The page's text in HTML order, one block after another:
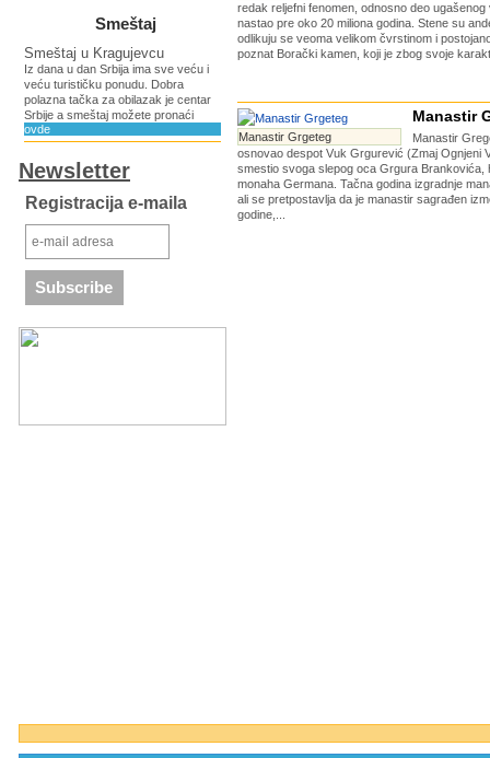
Smeštaj
Smeštaj u Kragujevcu
Iz dana u dan Srbija ima sve veću i
veću turističku ponudu. Dobra
polazna tačka za obilazak je centar
Srbije a smeštaj možete pronaći
ovde
Newsletter
Registracija e-maila
redak reljefni fenomen, odnosno deo ugašenog
nastao pre oko 20 miliona godina. Stene su
odlikuju se veoma velikom čvrstinom i
poznat Borački kamen, koji je zbog svoje
Manastir Grgeteg
Manastir
Manastir
osnovao despot Vuk Grgurević (Zmaj Ognjeni
smestio svoga slepog oca Grgura Brankovića,
monaha Germana. Tačna godina izgradnje
ali se pretpostavlja da je manastir sagrađen
godine,...